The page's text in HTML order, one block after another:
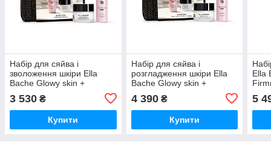
Набір для сяйва і
зволоження шкіри Ella
Bache Glowy skin +
3 530 ₴
Купити
Набір для сяйва і
розгладження шкіри Ella
Bache Glowy skin +
4 390₴
Купити
Ella
5